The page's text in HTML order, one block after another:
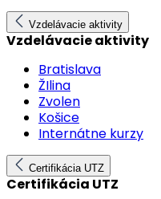
Vzdelávacie aktivity
Vzdelávacie aktivity
Bratislava
ŽIlina
Zvolen
Košice
Internátne kurzy
Certifikácia UTZ
Certifikácia UTZ